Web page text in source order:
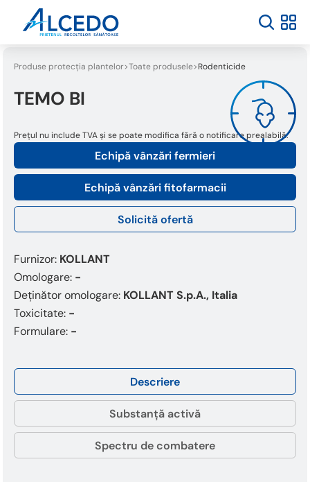
Produse protecția plantelor Toate produsele Rodenticide
TEMO BI
Echipă vânzări fermieri
Echipă vânzări fitofarmacii
Solicită ofertă
Prețul nu include TVA și se poate modifica fără o notificare prealabilă.
Furnizor: KOLLANT
Omologare: -
Deținător omologare: KOLLANT S.p.A., Italia
Toxicitate: -
Formulare: -
Descriere
Substanță activă
Spectru de combatere